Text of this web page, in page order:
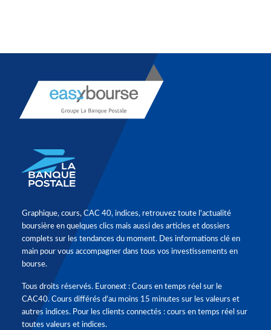
Graphique, cours, CAC 40, indices, retrouvez toute l'actualité
boursière en quelques clics mais aussi des articles et dossiers
complets sur les tendances du moment. Des informations clé en
main pour vous accompagner dans tous vos investissements en
bourse.
Tous droits réservés. Euronext : Cours en temps réel sur le
CAC40. Cours différés d'au moins 15 minutes sur les valeurs et
autres indices. Pour les clients connectés : cours en temps réel sur
toutes valeurs et indices.